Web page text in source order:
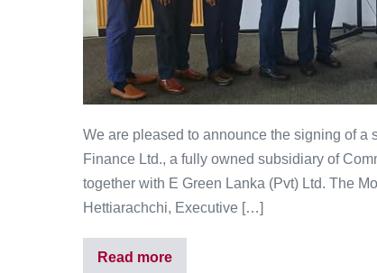
We are pleased to announce the signing of a
Finance Ltd., a fully owned subsidiary of
together with E Green Lanka (Pvt) Ltd. The
Hettiarachchi, Executive […]
Read more